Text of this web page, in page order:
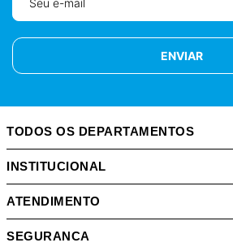
ENVIAR
TODOS OS DEPARTAMENTOS
INSTITUCIONAL
ATENDIMENTO
SEGURANCA